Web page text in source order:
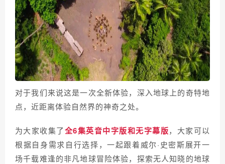
对于我们来说这是一次全新体验，深入地球上的奇特地
点，近距离体验自然界的神奇之处。
为大家收集了全6集英音中字版和无字幕版，大家可以
根据自身需求自行选择，一起跟着威尔·史密斯展开一
场千载难逢的非凡地球冒险体验，探索无人知晓的地球